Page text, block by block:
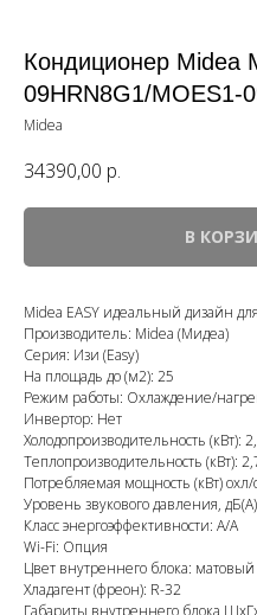
Кондиционер Midea
09HRN8G1/MOES1-
Midea
34390,00 р.
В
Midea EASY идеальный дизайн
Производитель: Midea (Мидеа)
Серия: Изи (Easy)
На площадь до (м2): 25
Режим работы: Охлаждение/
Инвертор: Нет
Холодопроизводительность (кВт):
Теплопроизводительность (кВт):
Потребляемая мощность (кВт)
Уровень звукового давления,
Класс энергоэффективности: A/A
Wi-Fi: Опция
Цвет внутреннего блока:
Хладагент (фреон): R-32